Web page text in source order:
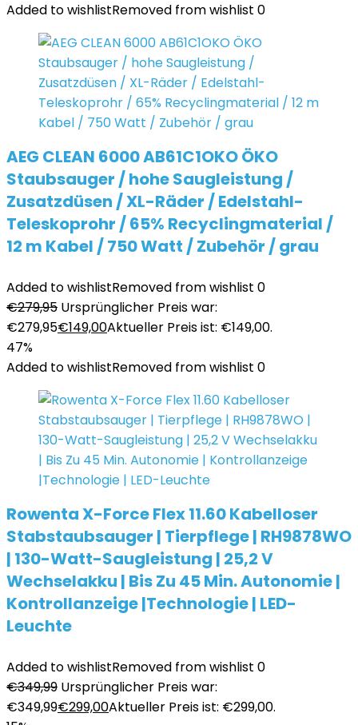
Added to wishlistRemoved from wishlist 0
AEG CLEAN 6000 AB61C1OKO ÖKO
Staubsauger / hohe Saugleistung /
Zusatzdüsen / XL-Räder / Edelstahl-
Teleskoprohr / 65% Recyclingmaterial /
12 m Kabel / 750 Watt / Zubehör / grau
Added to wishlistRemoved from wishlist 0
€279,95 Ursprünglicher Preis war:
€279,95€149,00Aktueller Preis ist: €149,00.
47%
Added to wishlistRemoved from wishlist 0
Rowenta X-Force Flex 11.60 Kabelloser
Stabstaubsauger | Tierpflege | RH9878WO
| 130-Watt-Saugleistung | 25,2 V
Wechselakku | Bis Zu 45 Min. Autonomie |
Kontrollanzeige |Technologie | LED-
Leuchte
Added to wishlistRemoved from wishlist 0
€349,99 Ursprünglicher Preis war:
€349,99€299,00Aktueller Preis ist: €299,00.